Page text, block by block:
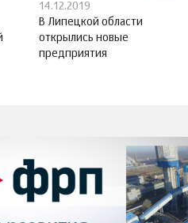
14.12.2019
В Липецкой области
открылись новые
предприятия